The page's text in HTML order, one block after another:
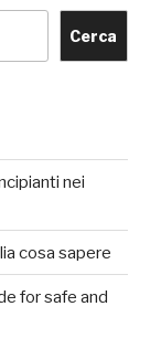
Cerca
nei
cosa sapere
for safe and